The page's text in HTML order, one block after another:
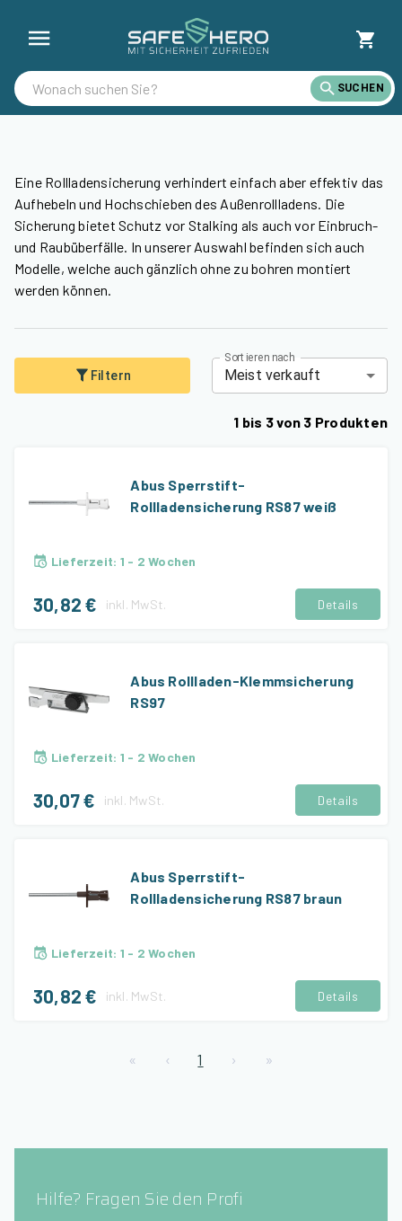
SUCHEN
Eine Rollladensicherung verhindert einfach aber effektiv das
Aufhebeln und Hochschieben des Außenrollladens. Die
Sicherung bietet Schutz vor Stalking als auch vor Einbruch-
und Raubüberfälle. In unserer Auswahl befinden sich auch
Modelle, welche auch gänzlich ohne zu bohren montiert
werden können.
Filtern
Sortieren nach
Meist verkauft
1 bis 3von 3 Produkten
Abus Sperrstift-
Rollladensicherung RS87 weiß
Lieferzeit: 1 - 2 Wochen
30,82 € inkl. MwSt. Details
Abus Rollladen-Klemmsicherung
RS97
Lieferzeit: 1 - 2 Wochen
30,07 € inkl. MwSt. Details
Abus Sperrstift-
Rollladensicherung RS87 braun
Lieferzeit: 1 - 2 Wochen
30,82 € inkl. MwSt. Details
« ‹ 1 › »
Hilfe? Fragen Sie den Profi